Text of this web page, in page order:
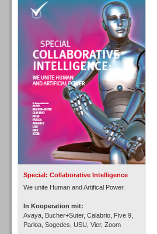
Special: Collaborative Intelligence
We unite Human and Artifical Power.
In Kooperation mit:
Avaya, Bucher+Suter, Calabrio, Five 9,
Parloa, Sogedes, USU, Vier, Zoom
Personal
Inbound